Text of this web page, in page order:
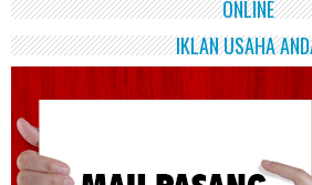
ONLINE
IKLAN USAHA